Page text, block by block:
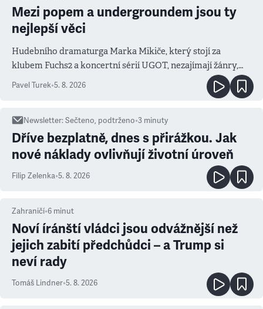
Mezi popem a undergroundem jsou ty
nejlepší věci
Hudebního dramaturga Marka Mikiče, který stojí za
klubem Fuchs2 a koncertní sérií UGOT, nezajímají žánry,
ale atmosféra
Pavel Turek•5. 8. 2026
Newsletter:Sečteno, podtrženo•3 minuty
Dříve bezplatně, dnes s přirážkou. Jak
nové náklady ovlivňují životní úroveň
Filip Zelenka•5. 8. 2026
Zahraničí•6 minut
Noví íránští vládci jsou odvážnější než
jejich zabití předchůdci – a Trump si
neví rady
Tomáš Lindner•5. 8. 2026